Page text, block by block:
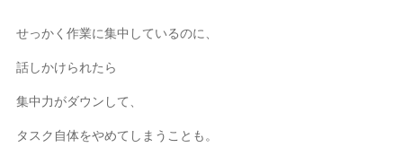
せっかく作業に集中しているのに、
話しかけられたら
集中力がダウンして、
タスク自体をやめてしまうことも。